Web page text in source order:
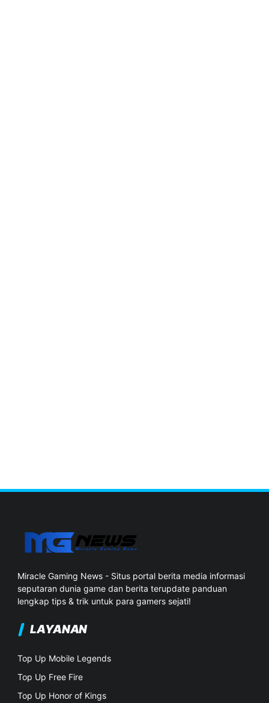
Miracle Gaming News - Situs portal berita media informasi
seputaran dunia game dan berita terupdate panduan
lengkap tips & trik untuk para gamers sejati!
LAYANAN
Top Up Mobile Legends
Top Up Free Fire
Top Up Honor of Kings